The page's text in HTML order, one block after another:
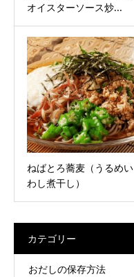
オイスターソース炒...
ねばとろ蕎麦（うるめい
わし煮干し）
カテゴリー
おだしの保存方法